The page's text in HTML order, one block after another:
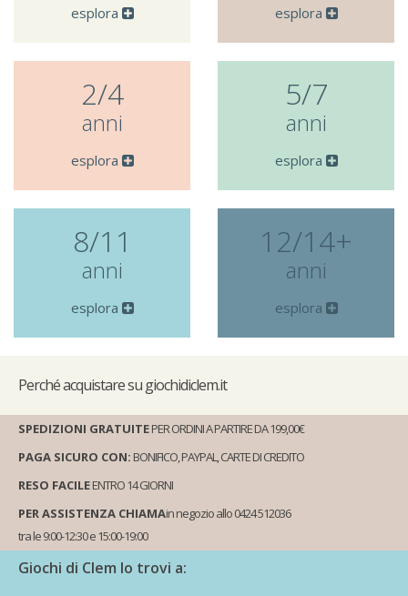
esplora esplora
2/4
anni
esplora
5/7
anni
esplora
8/11
anni
esplora
12/14+
anni
esplora
Perchéacquistare su giochidiclem.it
SPEDIZIONI GRATUITEPER ORDINI A PARTIRE DA 199,00€
PAGA SICURO CON: BONIFICO, PAYPAL, CARTE DI CREDITO
RESO FACILEENTRO 14 GIORNI
PER ASSISTENZA CHIAMAin negozio allo 0424 512036
tra le 9:00-12:30 e 15:00-19:00
Giochi di Clem lo trovi a: